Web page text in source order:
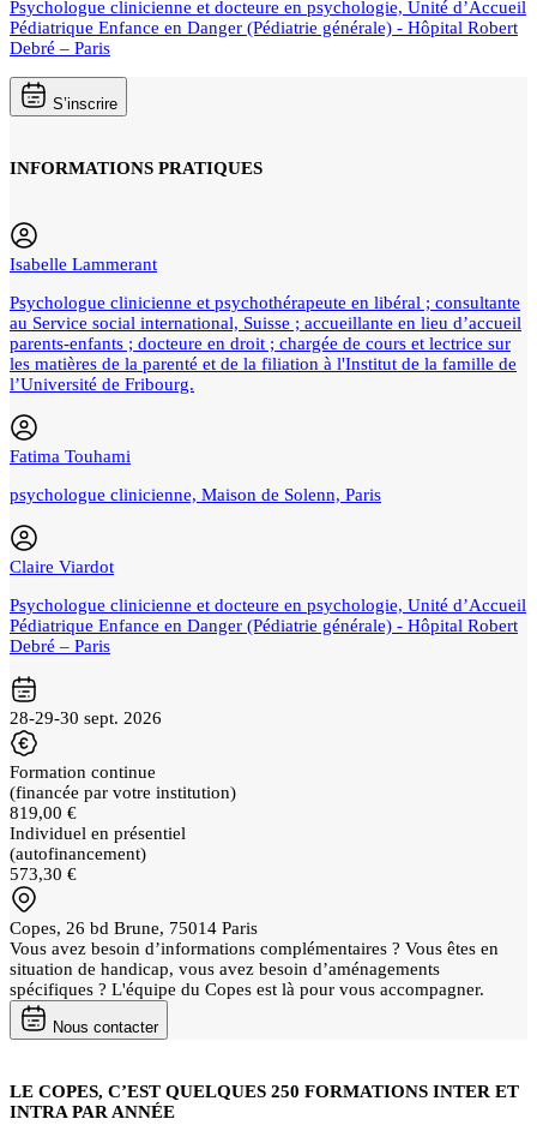
Psychologue clinicienne et docteure en psychologie, Unité d’Accueil
Pédiatrique Enfance en Danger (Pédiatrie générale) - Hôpital Robert
Debré – Paris
S’inscrire
INFORMATIONS PRATIQUES
Isabelle Lammerant
Psychologue clinicienne et psychothérapeute en libéral ; consultante
au Service social international, Suisse ; accueillante en lieu d’accueil
parents-enfants ; docteure en droit ; chargée de cours et lectrice sur
les matières de la parenté et de la filiation à l'Institut de la famille de
l’Université de Fribourg.
Fatima Touhami
psychologue clinicienne, Maison de Solenn, Paris
Claire Viardot
Psychologue clinicienne et docteure en psychologie, Unité d’Accueil
Pédiatrique Enfance en Danger (Pédiatrie générale) - Hôpital Robert
Debré – Paris
28-29-30 sept. 2026
Formation continue
(financée par votre institution)
819,00 €
Individuel en présentiel
(autofinancement)
573,30 €
Copes, 26 bd Brune, 75014 Paris
Vous avez besoin d’informations complémentaires ? Vous êtes en
situation de handicap, vous avez besoin d’aménagements
spécifiques ? L'équipe du Copes est là pour vous accompagner.
Nous contacter
LE COPES, C’EST QUELQUES 250 FORMATIONS INTER ET
INTRA PAR ANNÉE